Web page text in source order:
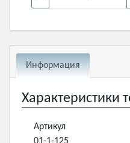
Информация
Характеристики
Артикул